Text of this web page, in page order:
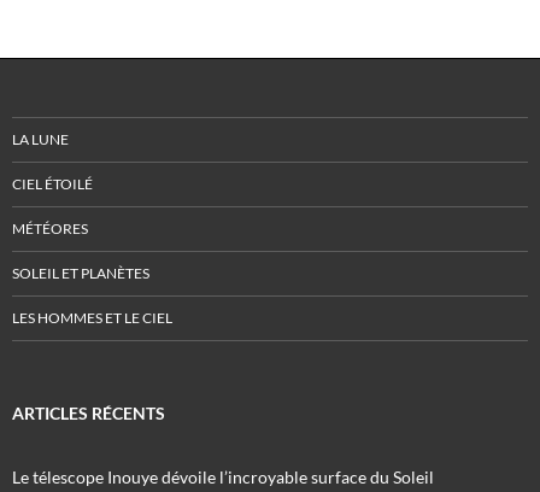
LA LUNE
CIEL ÉTOILÉ
MÉTÉORES
SOLEIL ET PLANÈTES
LES HOMMES ET LE CIEL
ARTICLES RÉCENTS
Le télescope Inouye dévoile l’incroyable surface du Soleil